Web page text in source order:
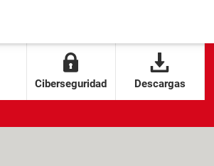
Ciberseguridad Descargas